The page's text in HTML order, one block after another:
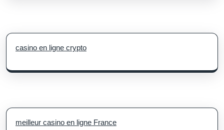
casino en ligne crypto
meilleur casino en ligne France